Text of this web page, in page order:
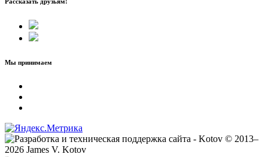
Мы принимаем
© 2013–
2026 James V. Kotov